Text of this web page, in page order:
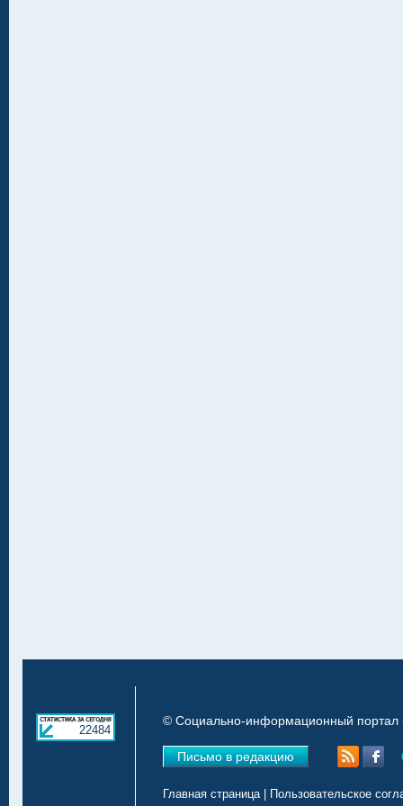
22484
© Социально-информационный портал
Письмо в редакцию
Главная страница| Пользовательское